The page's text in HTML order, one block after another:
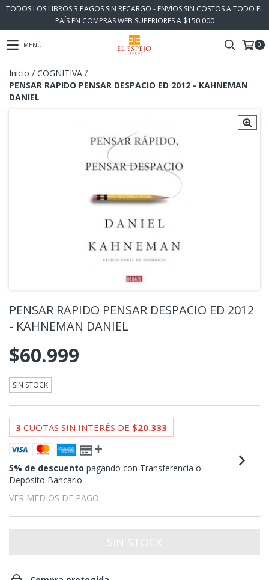
TODOS LOS LIBROS 3 PAGOS SIN RECARGO - ENVÍOS SIN COSTOS A TODO EL
PAÍS EN COMPRAS WEB SUPERIORES A $150.000
MENÚ 0
Inicio / COGNITIVA /
PENSAR RAPIDO PENSAR DESPACIO ED 2012 - KAHNEMAN
DANIEL
PENSAR RAPIDO PENSAR DESPACIO ED 2012
- KAHNEMAN DANIEL
$60.999
SIN STOCK
3 CUOTAS SIN INTERÉS DE $20.333
5% de descuento pagando con Transferencia o
Depósito Bancario
VER MEDIOS DE PAGO